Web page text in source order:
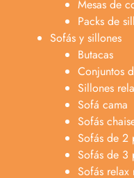
Mesas de
Packs de
Sofás y sillones
Butacas
Conjuntos
Sillones
Sofá cama
Sofás
Sofás de 2
Sofás de 3
Sofás relax
Lun-dom 9:00am-10pm